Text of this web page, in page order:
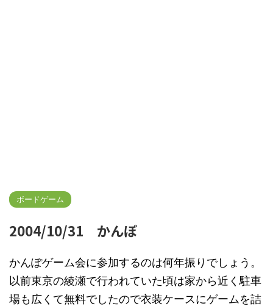
ボードゲーム
2004/10/31 かんぽ
かんぽゲーム会に参加するのは何年振りでしょう。
以前東京の綾瀬で行われていた頃は家から近く駐車
場も広くて無料でしたので衣装ケースにゲームを詰